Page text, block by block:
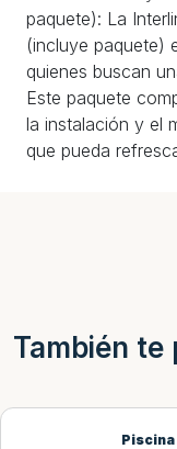
paquete): La
(incluye paquete)
quienes buscan
Este paquete
la instalación y el
que pueda
También